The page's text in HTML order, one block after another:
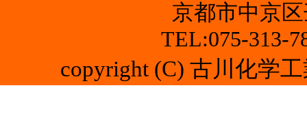
京都市中京
TEL:075-313-
copyright (C) 古川化学